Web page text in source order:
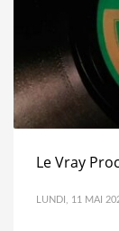
Le Vray
LUNDI, 11 MAI